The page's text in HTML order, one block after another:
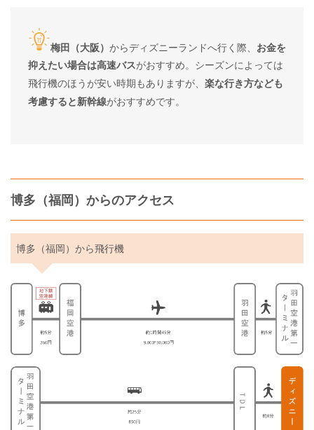
梅田（大阪） からディズニーランドへ行く際、 お金を
抑えたい場合は高速バスがおすすめ。シーズンによっては
飛行機のほうが安い時期もありますが、 楽な行き方なども
考慮すると新幹線がおすすめです。
博多（福岡）からのアクセス
博多（福岡）から飛行機